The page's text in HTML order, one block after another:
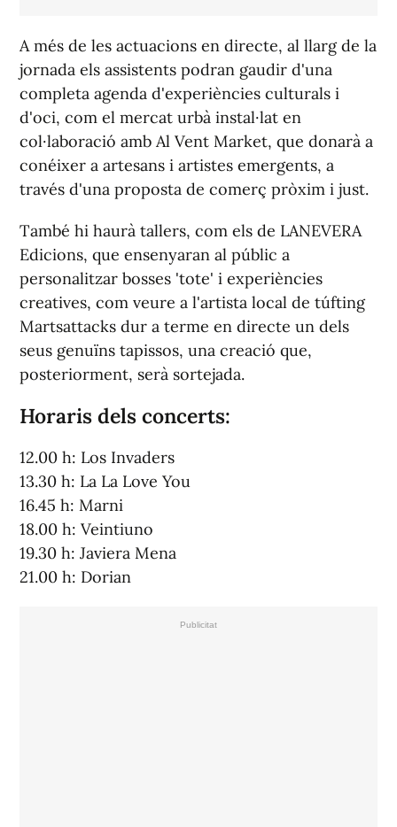
A més de les actuacions en directe, al llarg de la
jornada els assistents podran gaudir d'una
completa agenda d'experiències culturals i
d'oci, com el mercat urbà instal·lat en
col·laboració amb Al Vent Market, que donarà a
conéixer a artesans i artistes emergents, a
través d'una proposta de comerç pròxim i just.
També hi haurà tallers, com els de LANEVERA
Edicions, que ensenyaran al públic a
personalitzar bosses 'tote' i experiències
creatives, com veure a l'artista local de túfting
Martsattacks dur a terme en directe un dels
seus genuïns tapissos, una creació que,
posteriorment, serà sortejada.
Horaris dels concerts:
12.00 h: Los Invaders
13.30 h: La La Love You
16.45 h: Marni
18.00 h: Veintiuno
19.30 h: Javiera Mena
21.00 h: Dorian